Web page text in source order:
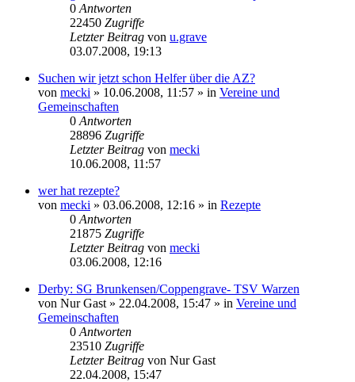
0 Antworten
22450 Zugriffe
Letzter Beitrag von u.grave
03.07.2008, 19:13
Suchen wir jetzt schon Helfer über die AZ?
von mecki » 10.06.2008, 11:57 » in Vereine und
Gemeinschaften
0 Antworten
28896 Zugriffe
Letzter Beitrag von mecki
10.06.2008, 11:57
wer hat rezepte?
von mecki » 03.06.2008, 12:16 » in Rezepte
0 Antworten
21875 Zugriffe
Letzter Beitrag von mecki
03.06.2008, 12:16
Derby: SG Brunkensen/Coppengrave- TSV Warzen
von Nur Gast » 22.04.2008, 15:47 » in Vereine und
Gemeinschaften
0 Antworten
23510 Zugriffe
Letzter Beitrag von Nur Gast
22.04.2008, 15:47